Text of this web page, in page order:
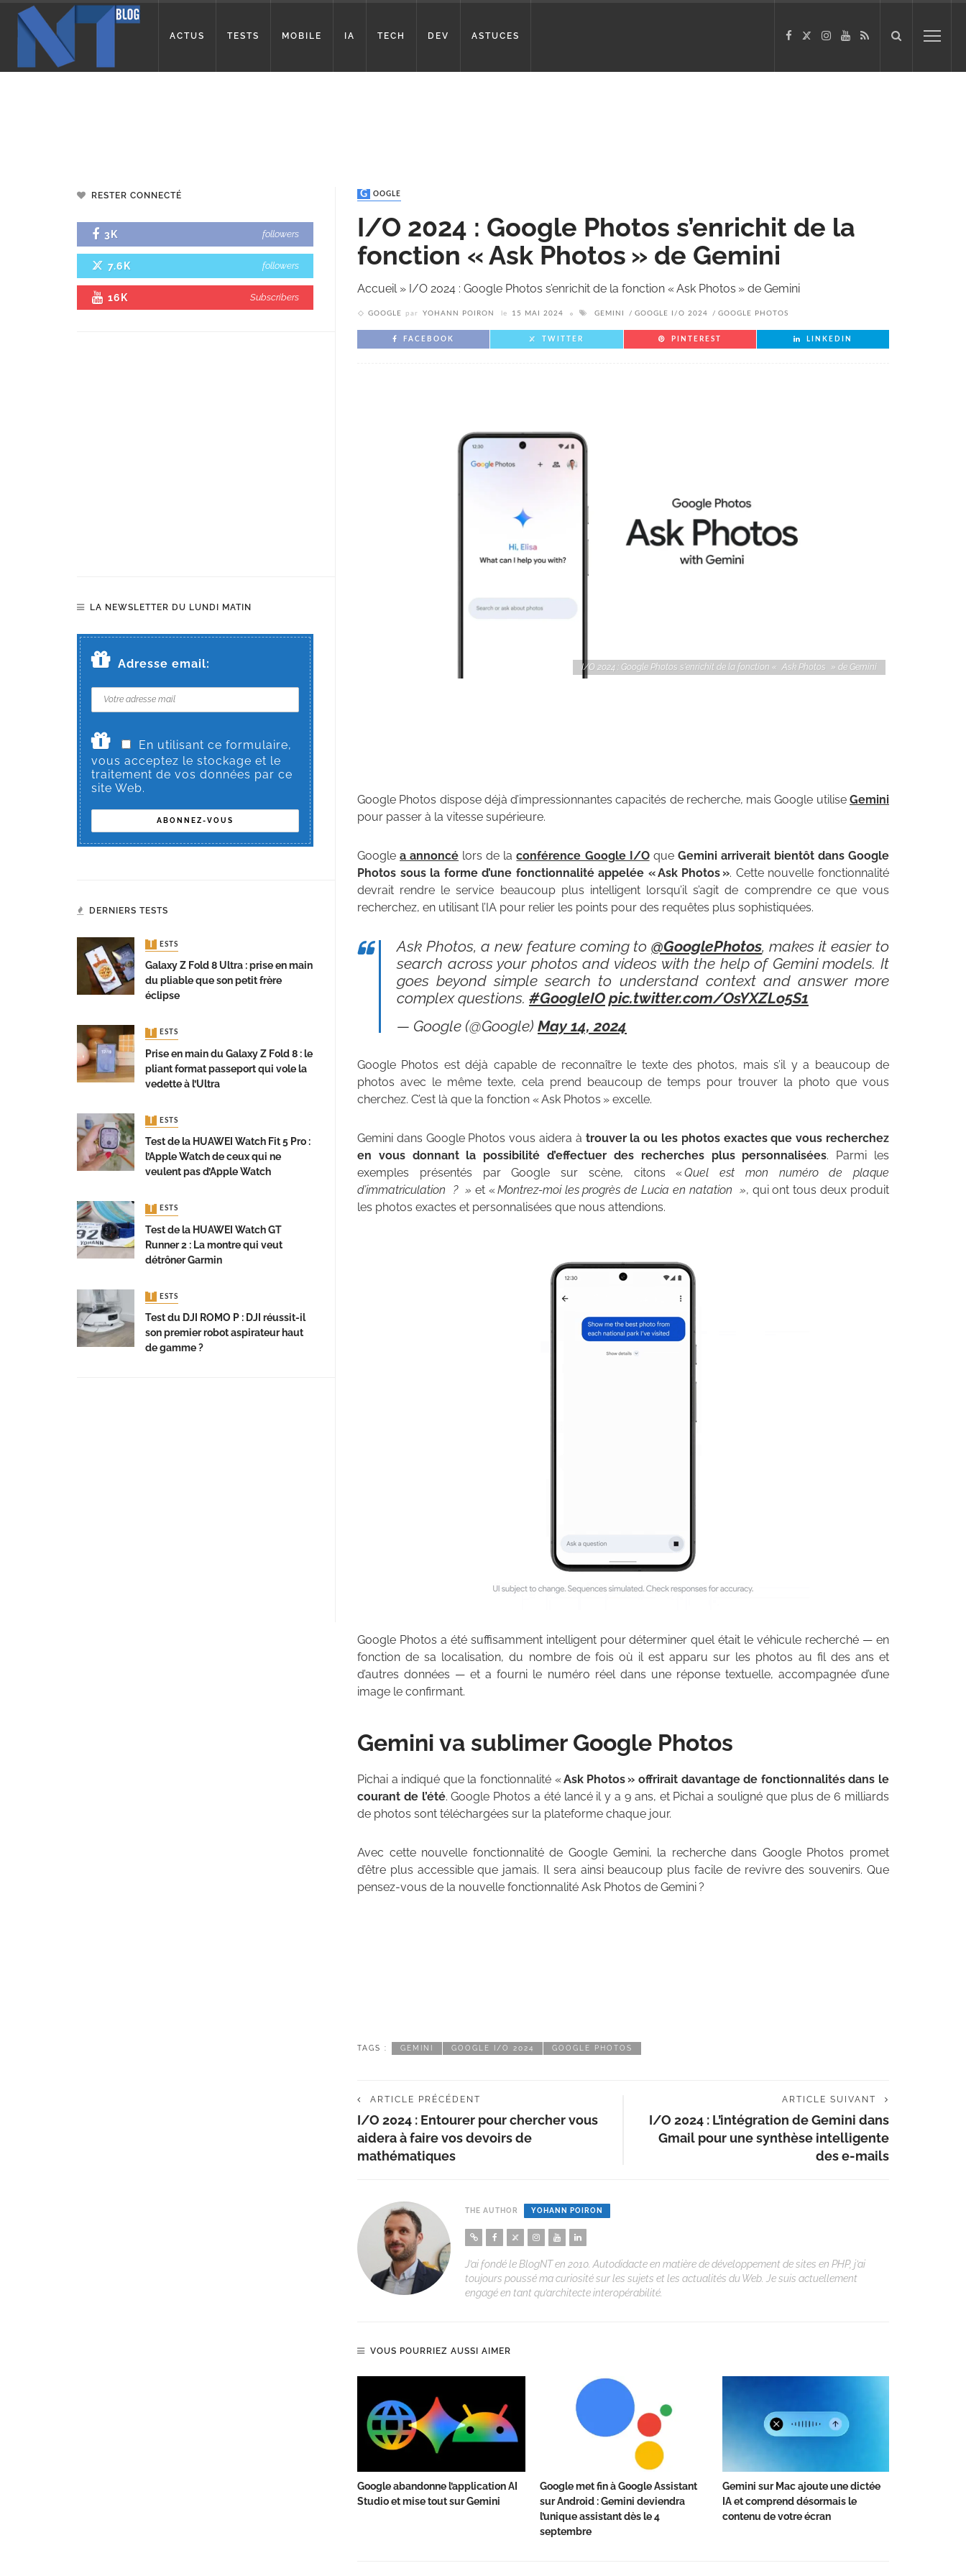
ACTUS TESTS MOBILE IA TECH DEV ASTUCES
GOOGLE
I/O 2024 : Google Photos s’enrichit de la
fonction « Ask Photos » de Gemini
Accueil» I/O 2024 : Google Photos s’enrichit de la fonction « Ask Photos » de Gemini
GOOGLE par YOHANN POIRON le 15 MAI 2024 GEMINI GOOGLE I/O 2024 GOOGLE PHOTOS
FACEBOOK TWITTER PINTEREST LINKEDIN
I/O 2024 : Google Photos s'enrichit de la fonction « Ask Photos » de Gemini
Google Photos dispose déjà d’impressionnantes capacités de recherche, mais Google utilise Gemini
pour passer à la vitesse supérieure.
Googlea annoncé lors de laconférence Google I/Oque Gemini arriverait bientôt dans Google
Photos sous la forme d’une fonctionnalité appelée « Ask Photos ». Cette nouvelle fonctionnalité
devrait rendre le service beaucoup plus intelligent lorsqu’il s’agit de comprendre ce que vous
recherchez, en utilisant l’IA pour relier les points pour des requêtes plus sophistiquées.
Ask Photos, a new feature coming to@GooglePhotos, makes it easier to
search across your photos and videos with the help of Gemini models. It
goes beyond simple search to understand context and answer more
complex questions. #GoogleIO pic.twitter.com/OsYXZLo5S1
— Google (@Google) May 14, 2024
Google Photos est déjà capable de reconnaître le texte des photos, mais s’il y a beaucoup de
photos avec le même texte, cela prend beaucoup de temps pour trouver la photo que vous
cherchez. C’est là que la fonction « Ask Photos » excelle.
Gemini dans Google Photos vous aidera à trouver la ou les photos exactes que vous recherchez
en vous donnant la possibilité d’effectuer des recherches plus personnalisées. Parmi les
exemples présentés par Google sur scène, citons «Quel est mon numéro de plaque
d’immatriculation ? » et «Montrez-moi les progrès de Lucia en natation », qui ont tous deux produit
les photos exactes et personnalisées que nous attendions.
Google Photos a été suffisamment intelligent pour déterminer quel était le véhicule recherché — en
fonction de sa localisation, du nombre de fois où il est apparu sur les photos au fil des ans et
d’autres données — et a fourni le numéro réel dans une réponse textuelle, accompagnée d’une
image le confirmant.
Gemini va sublimer Google Photos
Pichai a indiqué que la fonctionnalité «Ask Photos » offrirait davantage de fonctionnalités dans le
courant de l’été. Google Photos a été lancé il y a 9 ans, et Pichai a souligné que plus de 6 milliards
de photos sont téléchargées sur la plateforme chaque jour.
Avec cette nouvelle fonctionnalité de Google Gemini, la recherche dans Google Photos promet
d’être plus accessible que jamais. Il sera ainsi beaucoup plus facile de revivre des souvenirs. Que
pensez-vous de la nouvelle fonctionnalité Ask Photos de Gemini ?
TAGS : GEMINI GOOGLE I/O 2024 GOOGLE PHOTOS
ARTICLE PRÉCÉDENT
I/O 2024 : Entourer pour chercher vous
aidera à faire vos devoirs de
mathématiques
ARTICLE SUIVANT
I/O 2024 : L’intégration de Gemini dans
Gmail pour une synthèse intelligente
des e-mails
THE AUTHOR YOHANN POIRON
J’ai fondé le BlogNT en 2010. Autodidacte en matière de développement de sites en PHP, j’ai
toujours poussé ma curiosité sur les sujets et les actualités du Web. Je suis actuellement
engagé en tant qu’architecte interopérabilité.
VOUS POURRIEZ AUSSI AIMER
Google abandonne l’application AI
Studio et mise tout sur Gemini
Google met fin à Google Assistant
sur Android : Gemini deviendra
l’unique assistant dès le 4
septembre
Gemini sur Mac ajoute une dictée
IA et comprend désormais le
contenu de votre écran
RESTER CONNECTÉ
3K followers
7.6K followers
16K Subscribers
LA NEWSLETTER DU LUNDI MATIN
Adresse email:
En utilisant ce formulaire,
vous acceptez le stockage et le
traitement de vos données par ce
site Web.
DERNIERS TESTS
TESTS
Galaxy Z Fold 8 Ultra : prise en main
du pliable que son petit frère
éclipse
TESTS
Prise en main du Galaxy Z Fold 8 : le
pliant format passeport qui vole la
vedette à l’Ultra
TESTS
Test de la HUAWEI Watch Fit 5 Pro :
l’Apple Watch de ceux qui ne
veulent pas d’Apple Watch
TESTS
Test de la HUAWEI Watch GT
Runner 2 : La montre qui veut
détrôner Garmin
TESTS
Test du DJI ROMO P : DJI réussit-il
son premier robot aspirateur haut
de gamme ?